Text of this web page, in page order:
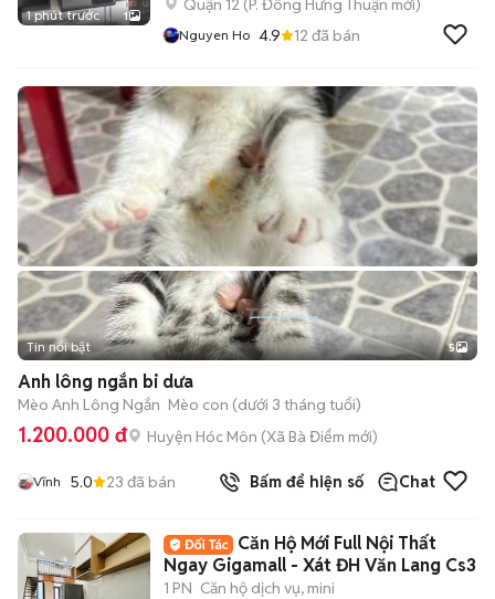
1 phút trước 1
Quận 12 ( P. Đông Hưng Thuận mới)
Nguyen Ho 4.9 12 đã bán
Tin nổi bật 5
Anh lông ngắn bi dưa
Mèo Anh Lông Ngắn Mèo con (dưới 3 tháng tuổi)
1.200.000 đ Huyện Hóc Môn (Xã Bà Điểm mới)
Vĩnh 5.0 23 đã bán Bấm để hiện số Chat
Căn Hộ Mới Full Nội Thất
Ngay Gigamall - Xát ĐH Văn Lang Cs3
1 PN Căn hộ dịch vụ, mini